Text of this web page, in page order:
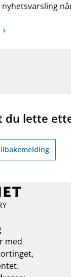
nyhetsvarsling
du lette
med